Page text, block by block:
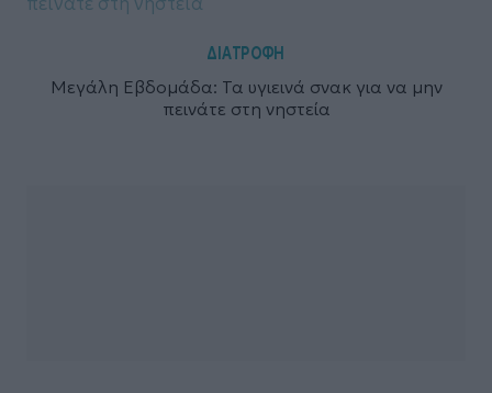
ΔΙΑΤΡΟΦΗ
Μεγάλη Εβδομάδα: Τα υγιεινά σνακ για να μην
πεινάτε στη νηστεία